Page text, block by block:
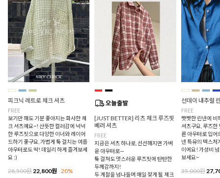
피크닉 레트로 체크 셔츠
FREE
보기만 해도 기분 좋아지는 화사한 체
크 셔츠예요~! 산뜻한 컬러감에 넉넉
한 루즈핏으로 다양한 이너와 레이어
드하기 좋구요, 가볍게 툭 걸치는 여름
아우터로도 딱! 데일리 하게 즐겨보세
요 :)
28,500원 22,800원 20%
[JUST BETTER] 리츠 체크 루즈핏
베러 셔츠
FREE
지금은 셔츠 하나로, 선선해지면 가벼
운 아우터로—
툭 걸쳐도 멋스러운 루즈핏에 탄탄한
두께감까지!
두 계절을 넘나들며 매일 찾게 될 체크
선데이 내추럴
FREE
빳빳한 린넨에 비
셔츠구요, 루즈한
론 아우터로 입어
넨 특유의 텍스처
이에요! 가성비
보세요~
35,000원